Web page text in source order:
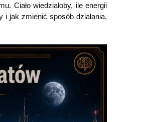
Ciało wiedziałoby, ile energii
i jak zmienić sposób działania,